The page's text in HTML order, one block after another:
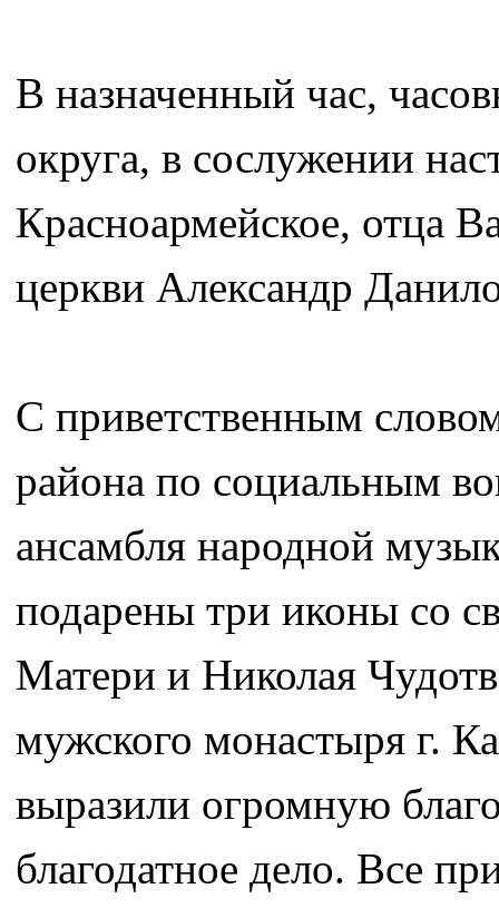
В назначенный час,
округа, в сослужении
Красноармейское, отца
церкви Александр
С приветственным
района по социальным
ансамбля народной
подарены три иконы со
Матери и Николая
мужского монастыря г.
выразили огромную
благодатное дело. Все